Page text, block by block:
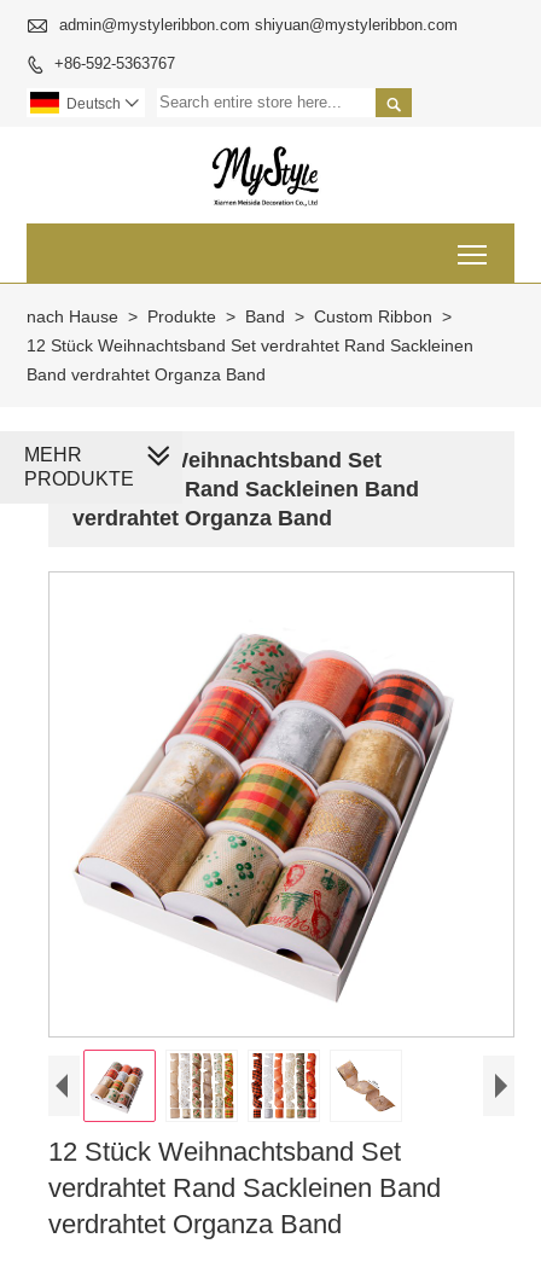
 admin@mystyleribbon.com shiyuan@mystyleribbon.com
 +86-592-5363767

Deutsch 
nach Hause > Produkte > Band > Custom Ribbon >
12 Stück Weihnachtsband Set verdrahtet Rand Sackleinen
Band verdrahtet Organza Band
12 Stück Weihnachtsband Set
verdrahtet Rand Sackleinen Band
verdrahtet Organza Band
12 Stück Weihnachtsband Set
verdrahtet Rand Sackleinen Band
verdrahtet Organza Band
MEHR
PRODUKTE